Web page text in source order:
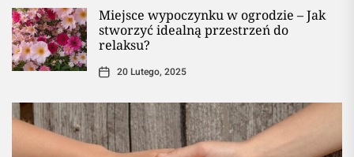
Miejsce wypoczynku w ogrodzie – Jak
stworzyć idealną przestrzeń do
relaksu?
20 Lutego, 2025